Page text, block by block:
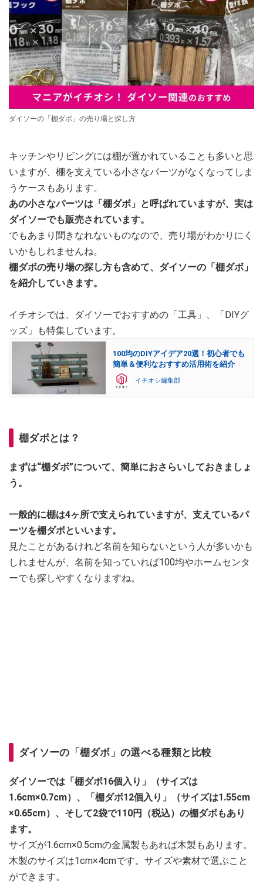
ダイソーの「棚ダボ」の売り場と探し方
キッチンやリビングには棚が置かれていることも多いと思
いますが、棚を支えている小さなパーツがなくなってしま
うケースもあります。
あの小さなパーツは「棚ダボ」と呼ばれていますが、実は
ダイソーでも販売されています。
でもあまり聞きなれないものなので、売り場がわかりにく
いかもしれませんね。
棚ダボの売り場の探し方も含めて、ダイソーの「棚ダボ」
を紹介していきます。
イチオシでは、ダイソーでおすすめの「工具」、「DIYグ
ッズ」も特集しています。
100均のDIYアイデア20選！初心者でも
簡単＆便利なおすすめ活用術を紹介
イチオシ編集部
棚ダボとは？
まずは“棚ダボ”について、簡単におさらいしておきましょ
う。
一般的に棚は4ヶ所で支えられていますが、支えているパ
ーツを棚ダボといいます。
見たことがあるけれど名前を知らないという人が多いかも
しれませんが、名前を知っていれば100均やホームセンタ
ーでも探しやすくなりますね。
ダイソーの「棚ダボ」の選べる種類と比較
ダイソーでは「棚ダボ16個入り」（サイズは
1.6cm×0.7cm）、「棚ダボ12個入り」（サイズは1.55cm
×0.65cm）、そして2袋で110円（税込）の棚ダボもあり
ます。
サイズが1.6cm×0.5cmの金属製もあれば木製もあります。
木製のサイズは1cm×4cmです。サイズや素材で選ぶこと
ができます。